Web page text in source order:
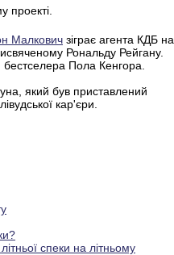
проекті.
Малкович зіграє агента КДБ на
Рональду Рейгану.
бестселера Пола Кенгора.
який був приставлений
кар'єри.
спеки на літньому